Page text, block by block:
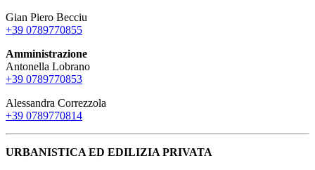
Gian Piero Becciu
+39 0789770855
Amministrazione
Antonella Lobrano
+39 0789770853
Alessandra Correzzola
+39 0789770814
URBANISTICA ED EDILIZIA PRIVATA